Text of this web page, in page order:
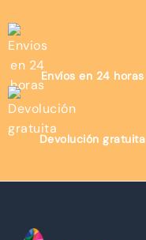
Envíos en 24 horas
Devolución gratuita